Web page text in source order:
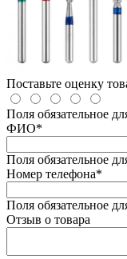
Поставьте оценку
Поля обязательное
ФИО*
Поля обязательное
Номер телефона*
Поля обязательное
Отзыв о товара